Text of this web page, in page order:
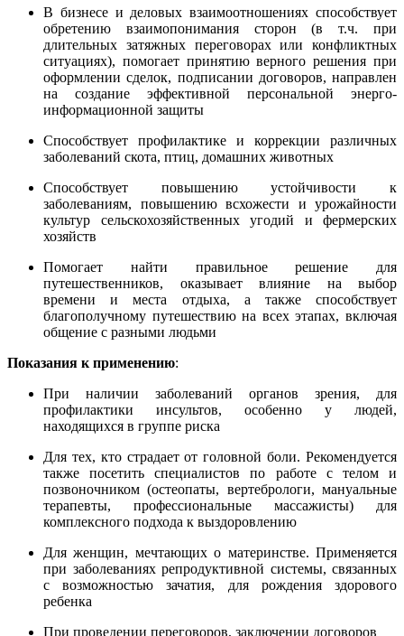
В бизнесе и деловых взаимоотношениях способствует
обретению взаимопонимания сторон (в т.ч. при
длительных затяжных переговорах или конфликтных
ситуациях), помогает принятию верного решения при
оформлении сделок, подписании договоров, направлен
на создание эффективной персональной энерго-
информационной защиты
Способствует профилактике и коррекции различных
заболеваний скота, птиц, домашних животных
Способствует повышению устойчивости к
заболеваниям, повышению всхожести и урожайности
культур сельскохозяйственных угодий и фермерских
хозяйств
Помогает найти правильное решение для
путешественников, оказывает влияние на выбор
времени и места отдыха, а также способствует
благополучному путешествию на всех этапах, включая
общение с разными людьми
Показания к применению:
При наличии заболеваний органов зрения, для
профилактики инсультов, особенно у людей,
находящихся в группе риска
Для тех, кто страдает от головной боли. Рекомендуется
также посетить специалистов по работе с телом и
позвоночником (остеопаты, вертебрологи, мануальные
терапевты, профессиональные массажисты) для
комплексного подхода к выздоровлению
Для женщин, мечтающих о материнстве. Применяется
при заболеваниях репродуктивной системы, связанных
с возможностью зачатия, для рождения здорового
ребенка
При проведении переговоров, заключении договоров